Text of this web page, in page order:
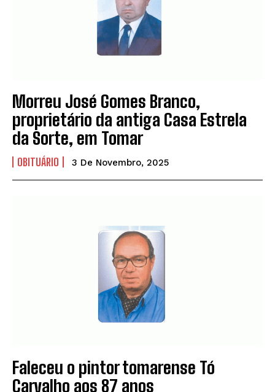
Morreu José Gomes Branco,
proprietário da antiga Casa Estrela
da Sorte, em Tomar
OBITUÁRIO 3 De Novembro, 2025
Faleceu o pintor tomarense Tó
Carvalho aos 87 anos